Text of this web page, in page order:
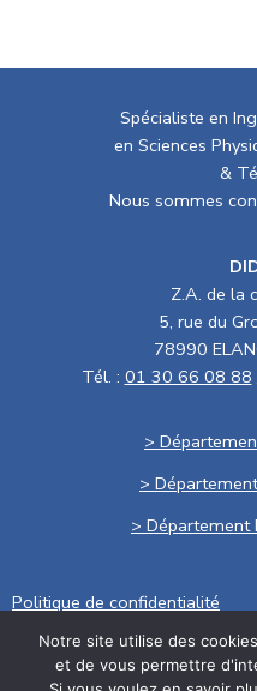
Spécialiste en
en Sciences
&
Nous sommes
Z.A. de la
5, rue du
78990
Tél. : 01 30 66 08 88
>
>
> Département
Politique de confidentialité
Conditions générales de vente
Notre site utilise des
et de vous permettre